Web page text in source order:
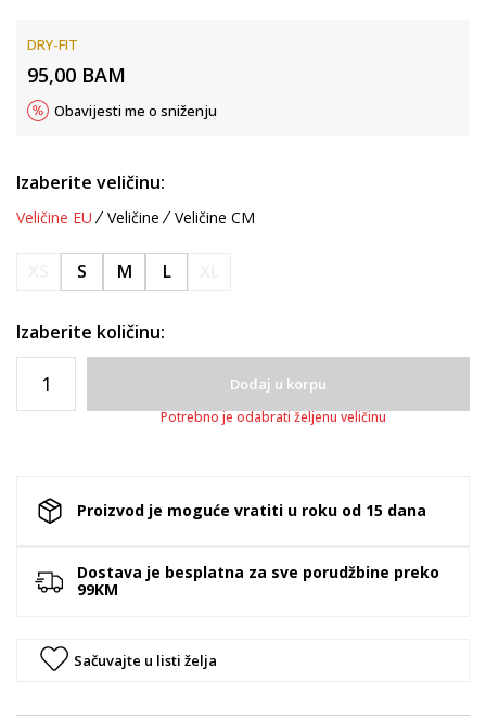
DRY-FIT
95,00 BAM
Obavijesti me o sniženju
Izaberite veličinu:
Veličine EU Veličine Veličine CM
S M L
Izaberite količinu:
Dodaj u korpu
Potrebno je odabrati željenu veličinu
Proizvod je moguće vratiti u roku od 15 dana
Dostava je besplatna za sve porudžbine preko
99KM
Sačuvajte u listi želja